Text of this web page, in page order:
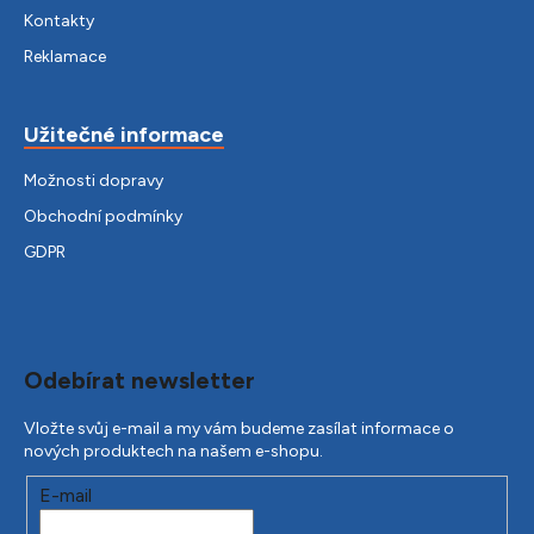
Kontakty
Reklamace
Užitečné informace
Možnosti dopravy
Obchodní podmínky
GDPR
Odebírat newsletter
Vložte svůj e-mail a my vám budeme zasílat informace o
nových produktech na našem e-shopu.
E-mail